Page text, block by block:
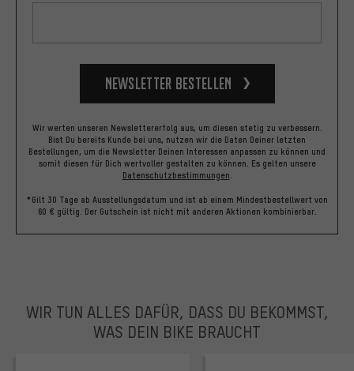
Newsletter bestellen
Wir werten unseren Newslettererfolg aus, um diesen stetig zu verbessern.
Bist Du bereits Kunde bei uns, nutzen wir die Daten Deiner letzten
Bestellungen, um die Newsletter Deinen Interessen anpassen zu können und
somit diesen für Dich wertvoller gestalten zu können. Es gelten unsere
Datenschutzbestimmungen.
*Gilt 30 Tage ab Ausstellungsdatum und ist ab einem Mindestbestellwert von
60 € gültig. Der Gutschein ist nicht mit anderen Aktionen kombinierbar.
WIR TUN ALLES DAFÜR, DASS DU BEKOMMST,
WAS DEIN BIKE BRAUCHT